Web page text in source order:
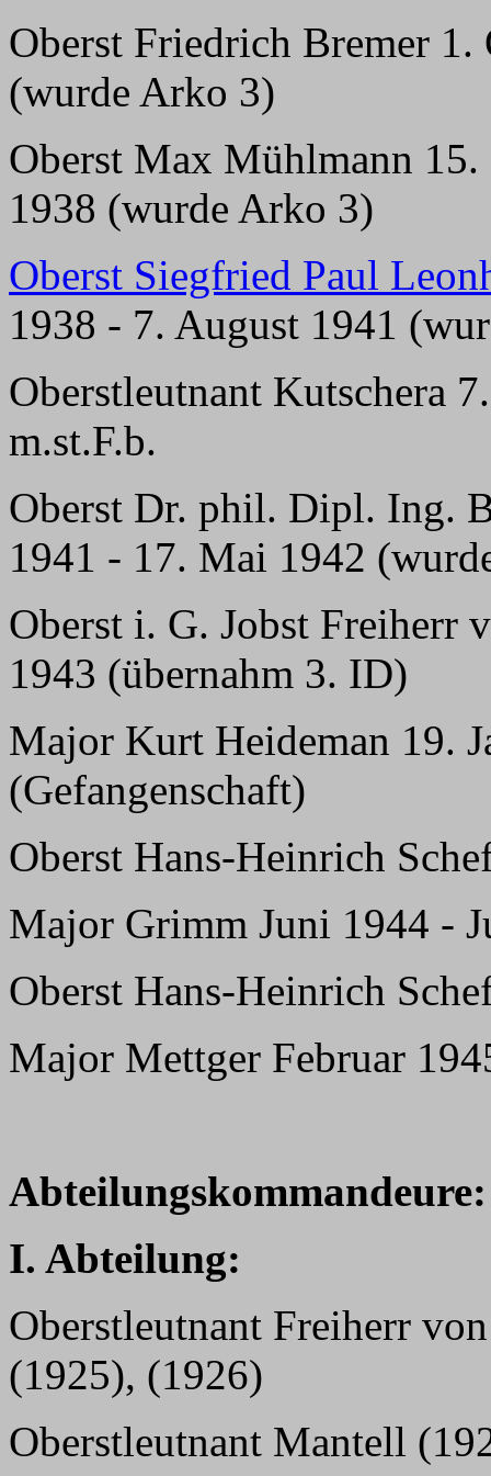
Oberst Friedrich Bremer
(wurde Arko 3)
Oberst Max Mühlmann
1938 (wurde Arko 3)
Oberst Siegfried Paul
1938 - 7. August 1941
Oberstleutnant Kutschera
m.st.F.b.
Oberst Dr. phil. Dipl. Ing.
1941 - 17. Mai 1942
Oberst i. G. Jobst Freiherr
1943 (übernahm 3. ID)
Major Kurt Heideman 19.
(Gefangenschaft)
Oberst Hans-Heinrich
Major Grimm Juni 1944 -
Oberst Hans-Heinrich
Major Mettger Februar
Abteilungskommandeure:
I. Abteilung:
Oberstleutnant Freiherr
(1925), (1926)
Oberstleutnant Mantell